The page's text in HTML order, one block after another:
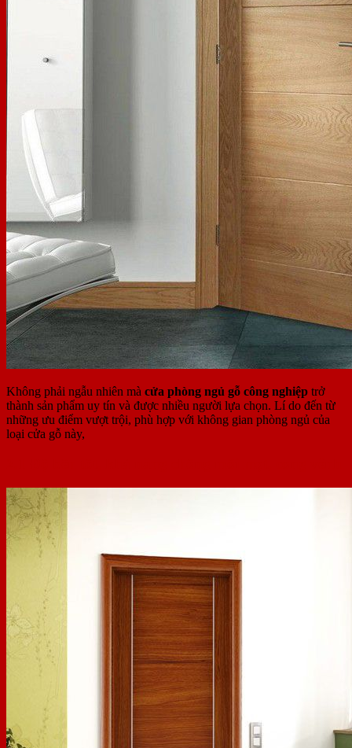
Không phải ngẫu nhiên mà cửa phòng ngủ gỗ công nghiệp trở
thành sản phẩm uy tín và được nhiều người lựa chọn. Lí do đến từ
những ưu điểm vượt trội, phù hợp với không gian phòng ngủ của
loại cửa gỗ này,